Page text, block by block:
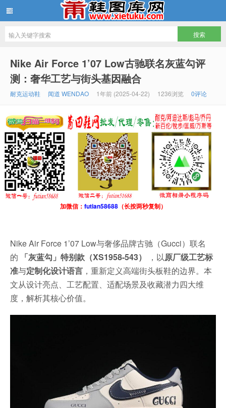
Nike Air Force 1’07 Low古驰联名灰蓝勾评
测：奢华工艺与街头基因融合
耐克运动鞋 闻道 WENDAO 1年前 (2025-04-22) 1236浏览 0评论
加微信： futian58688（长按两秒复制）
Nike Air Force 1’07 Low与奢侈品牌古驰（Gucci）联名
的
「灰蓝勾」特别款（XS1958-543） ，以原厂级工艺标
准与定制化设计语言 ，重新定义高端街头板鞋的边界。本
文从设计亮点、工艺配置、适配场景及收藏潜力四大维
度，解析其核心价值。